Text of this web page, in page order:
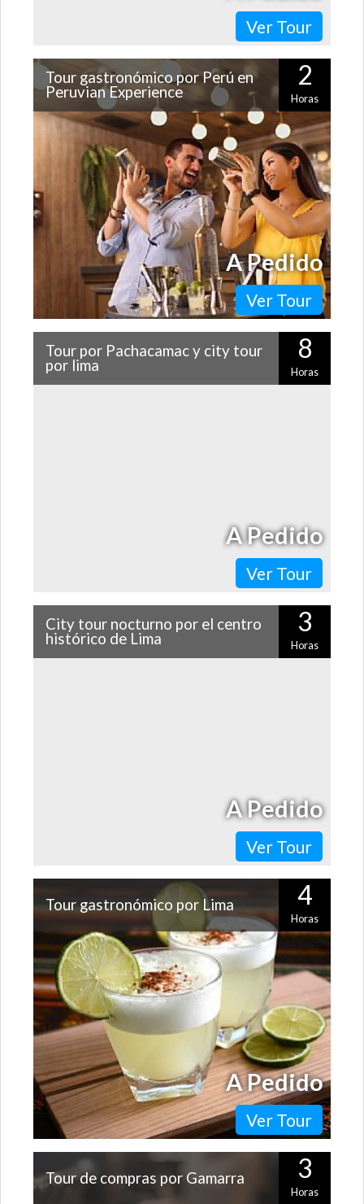
Ver Tour
Tour gastronómico por Perú en
Peruvian Experience
2
Horas
Sabores, cultura y entretención en un solo lugar: de
eso se trata Peruvian Experience. Ubicado en pleno
Miraflores, en sus cuatro pisos…
Ver Tour
A Pedido
Tour por Pachacamac y city tour
por lima
8
Horas
Ver Tour
A Pedido
City tour nocturno por el centro
histórico de Lima
3
Horas
Ver Tour
A Pedido
Tour gastronómico por Lima 4
Horas
No te pierdas la oportunidad de comprender por qué
Lima es considerada la capital gastronómica de
Latinoamérica. Recorrerás un mercado,…
Ver Tour
A Pedido
Tour de compras por Gamarra 3
Horas